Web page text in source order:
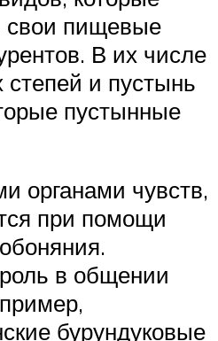
свои пищевые
В их числе
степей и пустынь
пустынные
органами чувств,
при помощи
в общении
бурундуковые